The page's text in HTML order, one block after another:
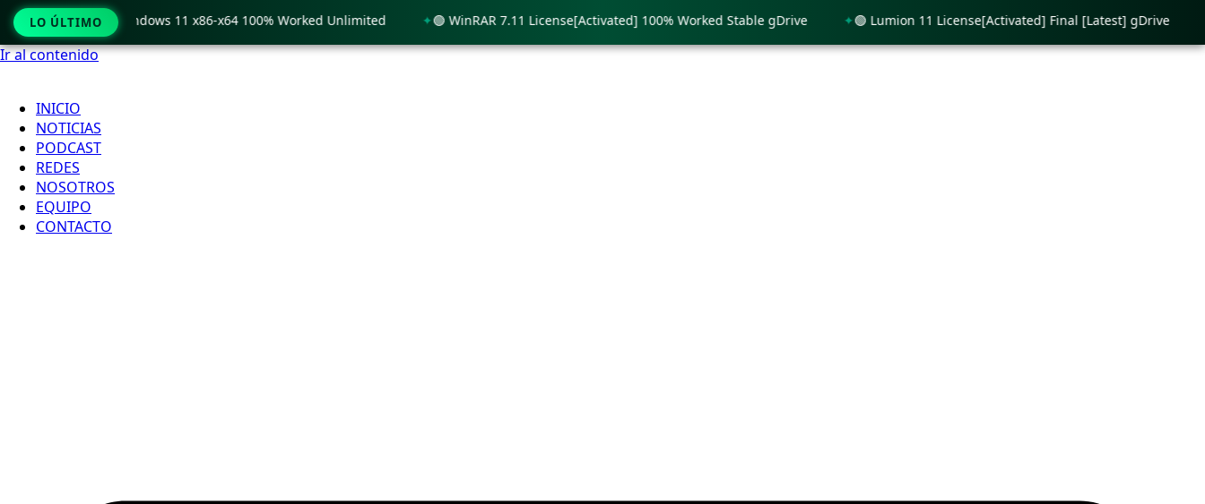
Ir al contenido
INICIO
NOTICIAS
PODCAST
REDES
NOSOTROS
EQUIPO
CONTACTO
LO ÚLTIMO
Crack only Windows 11 x86-x64 100% Worked Unlimited 🟢 WinRAR 7.11 License[Activated] 100% Worked Stable gDrive 🟢 Lumion 11 License[Activated] Final [Latest] gDrive